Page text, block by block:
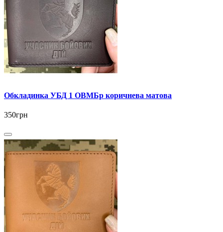
Обкладинка УБД 1 ОВМБр коричнева матова
350грн